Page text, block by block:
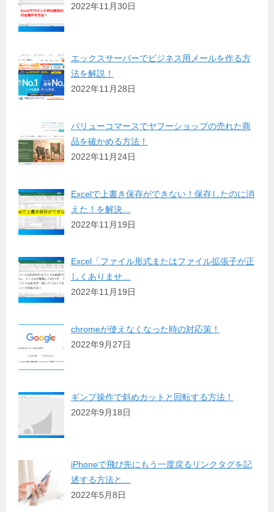
2022年11月30日
エックスサーバーでビジネス用メールを作る方
法を解説！
2022年11月28日
バリューコマースでヤフーショップの売れた商
品を確かめる方法！
2022年11月24日
Excelで上書き保存ができない！保存したのに消
えた！を解決…
2022年11月19日
Excel「ファイル形式またはファイル拡張子が正
しくありませ…
2022年11月19日
chromeが使えなくなった時の対応策！
2022年9月27日
ギンプ操作で斜めカットと回転する方法！
2022年9月18日
iPhoneで飛び先にもう一度戻るリンクタグを記
述する方法と…
2022年5月8日